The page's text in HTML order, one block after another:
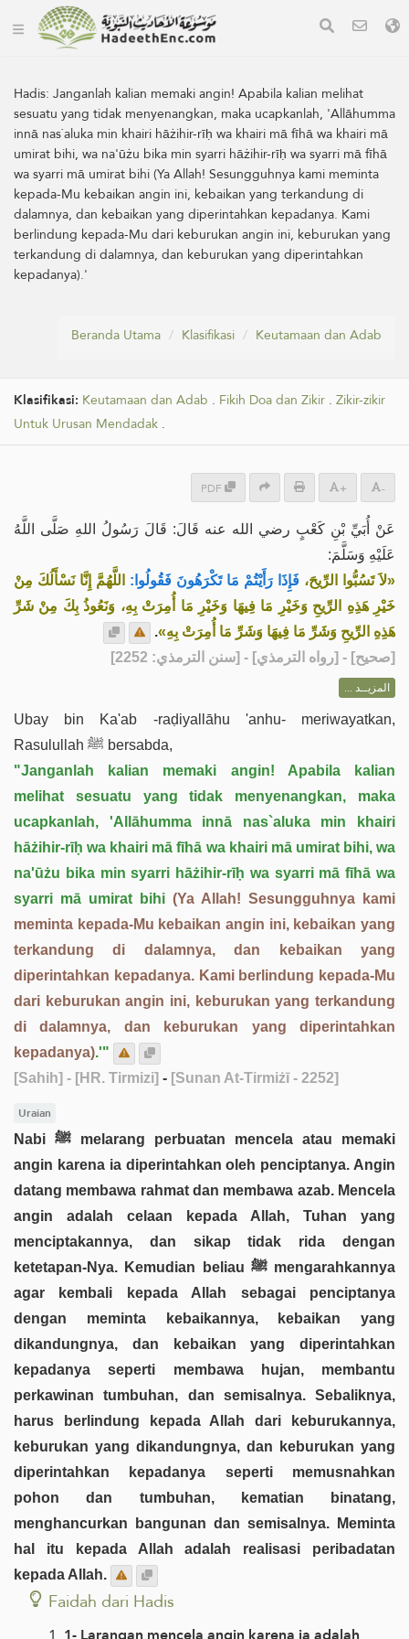
Hadis:Janganlah kalian memaki angin! Apabila kalian melihat
sesuatu yang tidak menyenangkan, maka ucapkanlah, 'Allāhumma
innā nas`aluka min khairi hāżihir-rīḥ wa khairi mā fīhā wa khairi mā
umirat bihi, wa na'ūżu bika min syarri hāżihir-rīḥ wa syarri mā fīhā
wa syarri mā umirat bihi (Ya Allah! Sesungguhnya kami meminta
kepada-Mu kebaikan angin ini, kebaikan yang terkandung di
dalamnya, dan kebaikan yang diperintahkan kepadanya. Kami
berlindung kepada-Mu dari keburukan angin ini, keburukan yang
terkandung di dalamnya, dan keburukan yang diperintahkan
kepadanya).'
Beranda Utama Klasifikasi Keutamaan dan Adab
Klasifikasi: Keutamaan dan Adab . Fikih Doa dan Zikir . Zikir-zikir
Untuk Urusan Mendadak .
PDF + -
عَنْ أُبَيِّ بْنِ كَعْبٍ رضي الله عنه قَالَ: قَالَ رَسُولُ اللهِ صَلَّى اللَّهُ
عَلَيْهِ وَسَلَّمَ:
«لاَ تَسُبُّوا الرِّيحَ، فَإِذَا رَأَيْتُمْ مَا تَكْرَهُونَ فَقُولُوا: اللَّهُمَّ إِنَّا نَسْأَلُكَ مِنْ
خَيْرِ هَذِهِ الرِّيحِ وَخَيْرِ مَا فِيهَا وَخَيْرِ مَا أُمِرَتْ بِهِ، وَنَعُوذُ بِكَ مِنْ شَرِّ
هَذِهِ الرِّيحِ وَشَرِّ مَا فِيهَا وَشَرِّ مَا أُمِرَتْ بِهِ».
[صحيح] - [رواه الترمذي] - [سنن الترمذي: 2252]
المزيــد ...
Ubay bin Ka'ab -raḍiyallāhu 'anhu- meriwayatkan,
Rasulullah ﷺ bersabda,
"Janganlah kalian memaki angin! Apabila kalian
melihat sesuatu yang tidak menyenangkan, maka
ucapkanlah, 'Allāhumma innā nas`aluka min khairi
hāżihir-rīḥ wa khairi mā fīhā wa khairi mā umirat bihi, wa
na'ūżu bika min syarri hāżihir-rīḥ wa syarri mā fīhā wa
syarri mā umirat bihi (Ya Allah! Sesungguhnya kami
meminta kepada-Mu kebaikan angin ini, kebaikan yang
terkandung di dalamnya, dan kebaikan yang
diperintahkan kepadanya. Kami berlindung kepada-Mu
dari keburukan angin ini, keburukan yang terkandung
di dalamnya, dan keburukan yang diperintahkan
kepadanya).'"
[Sahih] - [HR. Tirmizi] - [Sunan At-Tirmiżī - 2252]
Uraian
Nabi ﷺ melarang perbuatan mencela atau memaki
angin karena ia diperintahkan oleh penciptanya. Angin
datang membawa rahmat dan membawa azab. Mencela
angin adalah celaan kepada Allah, Tuhan yang
menciptakannya, dan sikap tidak rida dengan
ketetapan-Nya. Kemudian beliau ﷺ mengarahkannya
agar kembali kepada Allah sebagai penciptanya
dengan meminta kebaikannya, kebaikan yang
dikandungnya, dan kebaikan yang diperintahkan
kepadanya seperti membawa hujan, membantu
perkawinan tumbuhan, dan semisalnya. Sebaliknya,
harus berlindung kepada Allah dari keburukannya,
keburukan yang dikandungnya, dan keburukan yang
diperintahkan kepadanya seperti memusnahkan
pohon dan tumbuhan, kematian binatang,
menghancurkan bangunan dan semisalnya. Meminta
hal itu kepada Allah adalah realisasi peribadatan
kepada Allah.
Faidah dari Hadis